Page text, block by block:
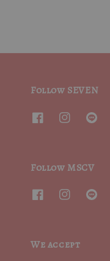
Follow SEVEN
Follow MSCV
We accept